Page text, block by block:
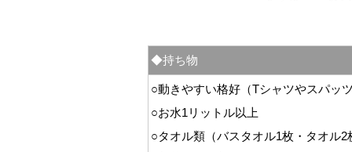
◆持ち物
○動きやすい格好（Tシャツやスパッ
○お水1リットル以上
○タオル類（バスタオル1枚・タオル2